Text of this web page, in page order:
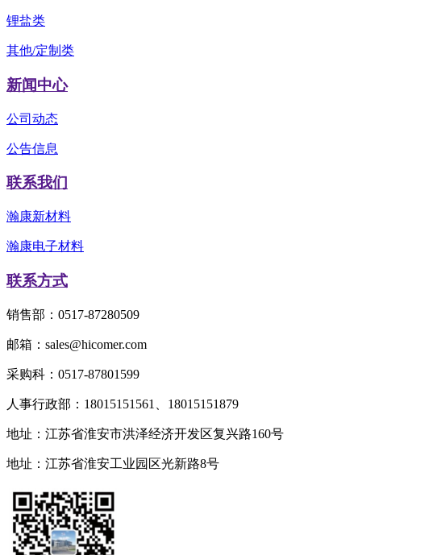
锂盐类
其他/定制类
新闻中心
公司动态
公告信息
联系我们
瀚康新材料
瀚康电子材料
联系方式
销售部：0517-87280509
邮箱：sales@hicomer.com
采购科：0517-87801599
人事行政部：18015151561、18015151879
地址：江苏省淮安市洪泽经济开发区复兴路160号
地址：江苏省淮安工业园区光新路8号